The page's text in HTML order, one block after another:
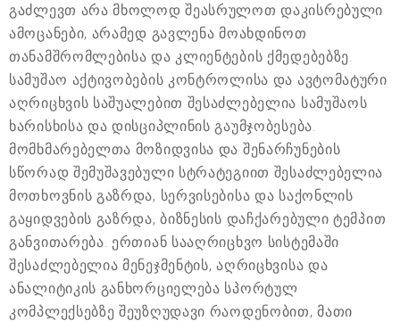
გაძლევთ არა მხოლოდ შეასრულოთ დაკისრებული
ამოცანები, არამედ გავლენა მოახდინოთ
თანამშრომლებისა და კლიენტების ქმედებებზე.
სამუშაო აქტივობების კონტროლისა და ავტომატური
აღრიცხვის საშუალებით შესაძლებელია სამუშაოს
ხარისხისა და დისციპლინის გაუმჯობესება.
მომხმარებელთა მოზიდვისა და შენარჩუნების
სწორად შემუშავებული სტრატეგიით შესაძლებელია
მოთხოვნის გაზრდა, სერვისებისა და საქონლის
გაყიდვების გაზრდა, ბიზნესის დაჩქარებული ტემპით
განვითარება. ერთიან სააღრიცხვო სისტემაში
შესაძლებელია მენეჯმენტის, აღრიცხვისა და
ანალიტიკის განხორციელება სპორტულ
კომპლექსებზე შეუზღუდავი რაოდენობით, მათი